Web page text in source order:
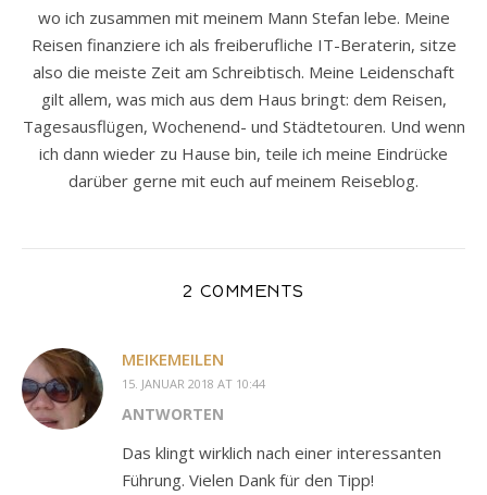
wo ich zusammen mit meinem Mann Stefan lebe. Meine
Reisen finanziere ich als freiberufliche IT-Beraterin, sitze
also die meiste Zeit am Schreibtisch. Meine Leidenschaft
gilt allem, was mich aus dem Haus bringt: dem Reisen,
Tagesausflügen, Wochenend- und Städtetouren. Und wenn
ich dann wieder zu Hause bin, teile ich meine Eindrücke
darüber gerne mit euch auf meinem Reiseblog.
2 COMMENTS
MEIKEMEILEN
15. JANUAR 2018 AT 10:44
ANTWORTEN
Das klingt wirklich nach einer interessanten
Führung. Vielen Dank für den Tipp!